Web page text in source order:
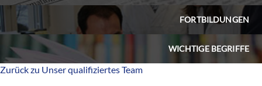
FORTBILDUNGEN
WICHTIGE BEGRIFFE
Zurück zu Unser qualifiziertes Team